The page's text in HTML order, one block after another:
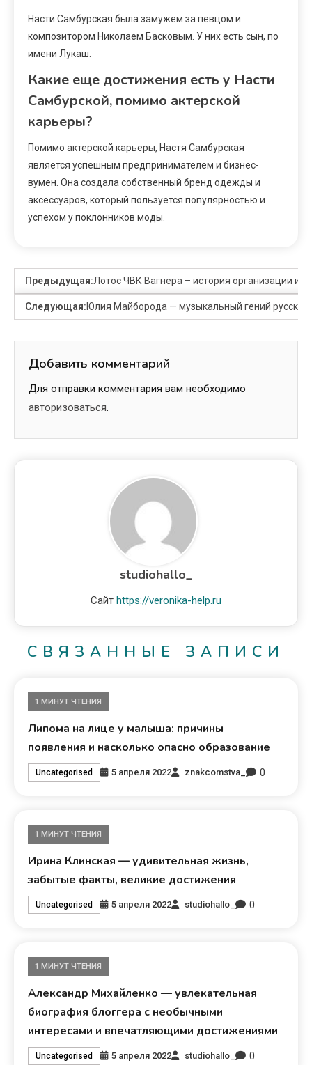
Насти Самбурская была замужем за певцом и
композитором Николаем Басковым. У них есть сын, по
имени Лукаш.
Какие еще достижения есть у Насти
Самбурской, помимо актерской
карьеры?
Помимо актерской карьеры, Настя Самбурская
является успешным предпринимателем и бизнес-
вумен. Она создала собственный бренд одежды и
аксессуаров, который пользуется популярностью и
успехом у поклонников моды.
Предыдущая:Лотос ЧВК Вагнера – история организации и
Следующая:Юлия Майборода — музыкальный гений
Добавить комментарий
Для отправки комментария вам необходимо
авторизоваться.
studiohallo_
Сайт https://veronika-help.ru
СВЯЗАННЫЕ ЗАПИСИ
1 МИНУТ ЧТЕНИЯ
Липома на лице у малыша: причины
появления и насколько опасно образование
Uncategorised 5 апреля 2022 znakcomstva_ 0
1 МИНУТ ЧТЕНИЯ
Ирина Клинская — удивительная жизнь,
забытые факты, великие достижения
Uncategorised 5 апреля 2022 studiohallo_ 0
1 МИНУТ ЧТЕНИЯ
Александр Михайленко — увлекательная
биография блоггера с необычными
интересами и впечатляющими достижениями
Uncategorised 5 апреля 2022 studiohallo_ 0